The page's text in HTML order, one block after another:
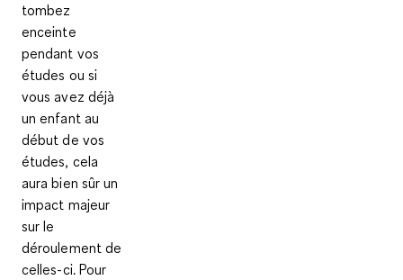
tombez
enceinte
pendant vos
études ou si
vous avez déjà
un enfant au
début de vos
études, cela
aura bien sûr un
impact majeur
sur le
déroulement de
celles-ci. Pour